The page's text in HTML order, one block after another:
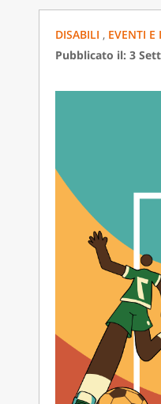
DISABILI , EVENTI E
Pubblicato il: 3